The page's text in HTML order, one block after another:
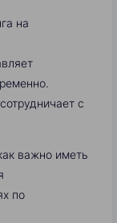
на
с
важно иметь
по